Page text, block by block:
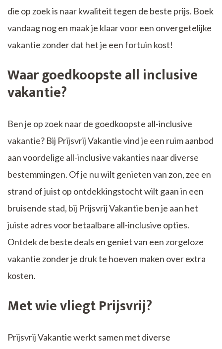
die op zoek is naar kwaliteit tegen de beste prijs. Boek
vandaag nog en maak je klaar voor een onvergetelijke
vakantie zonder dat het je een fortuin kost!
Waar goedkoopste all inclusive
vakantie?
Ben je op zoek naar de goedkoopste all-inclusive
vakantie? Bij Prijsvrij Vakantie vind je een ruim aanbod
aan voordelige all-inclusive vakanties naar diverse
bestemmingen. Of je nu wilt genieten van zon, zee en
strand of juist op ontdekkingstocht wilt gaan in een
bruisende stad, bij Prijsvrij Vakantie ben je aan het
juiste adres voor betaalbare all-inclusive opties.
Ontdek de beste deals en geniet van een zorgeloze
vakantie zonder je druk te hoeven maken over extra
kosten.
Met wie vliegt Prijsvrij?
Prijsvrij Vakantie werkt samen met diverse